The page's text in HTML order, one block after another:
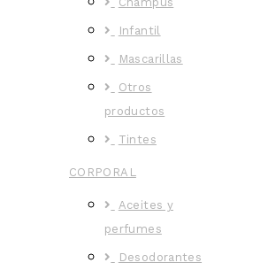
Infantil
Mascarillas
Otros
productos
Tintes
CORPORAL
Aceites y
perfumes
Desodorantes